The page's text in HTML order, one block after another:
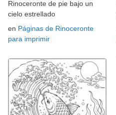
Rinoceronte de pie bajo un
cielo estrellado
en Páginas de Rinoceronte
para imprimir